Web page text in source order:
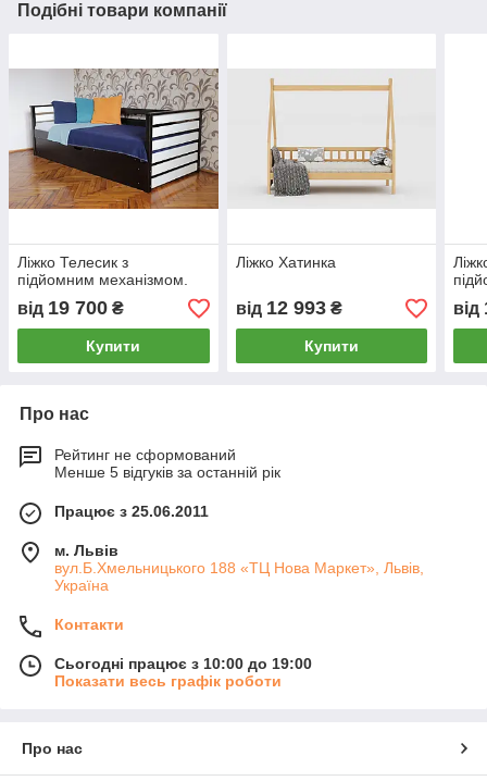
Подібні товари компанії
Ліжко Телесик з
підйомним механізмом.
від 19 700 ₴
Купити
Ліжко Хатинка
від 12 993₴
Купити
від
Про нас
Рейтинг не сформований
Менше 5 відгуків за останній рік
Працює з 25.06.2011
м. Львів
вул.Б.Хмельницького 188 «ТЦ Нова Маркет», Львів,
Україна
Контакти
Сьогодні працює з 10:00 до 19:00
Показати весь графік роботи
Про нас